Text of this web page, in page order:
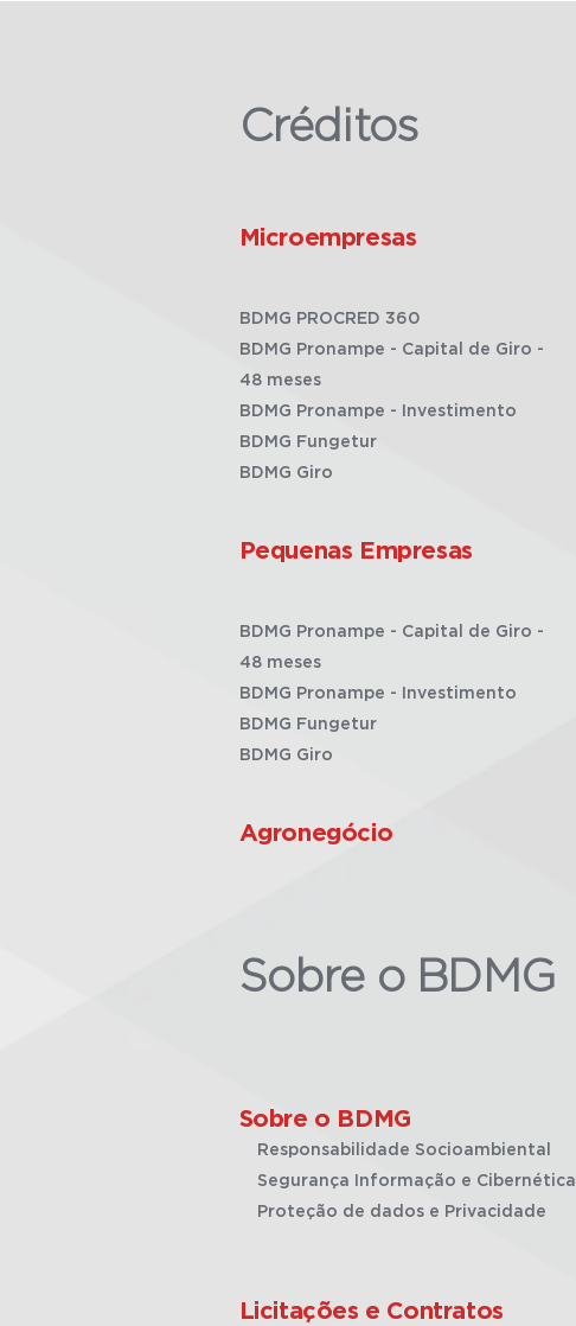
Créditos
Microempresas
BDMG PROCRED 360
BDMG Pronampe - Capital de Giro -
48 meses
BDMG Pronampe - Investimento
BDMG Fungetur
BDMG Giro
Pequenas Empresas
BDMG Pronampe - Capital de Giro -
48 meses
BDMG Pronampe - Investimento
BDMG Fungetur
BDMG Giro
Agronegócio
Sobre o BDMG
Sobre o BDMG
Responsabilidade Socioambiental
Segurança Informação e Cibernética
Proteção de dados e Privacidade
Licitações e Contratos